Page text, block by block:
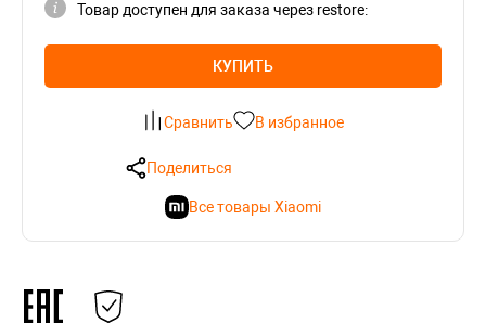
Товар доступен для заказа через restore:
КУПИТЬ
Сравнить В избранное
Поделиться
Все товары Xiaomi